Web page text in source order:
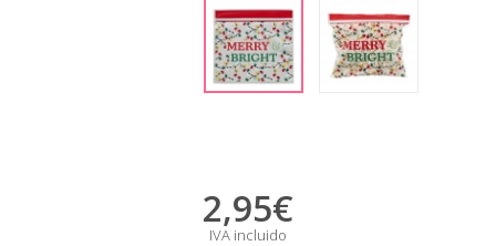
2,95€
IVA incluido